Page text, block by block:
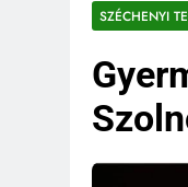
SZÉCHENYI